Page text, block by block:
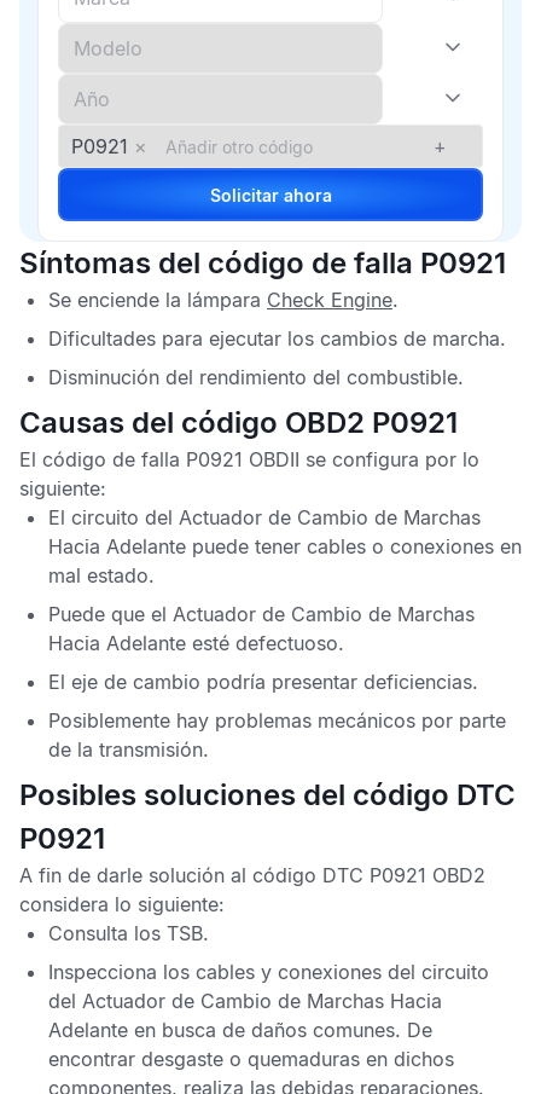
P0921 × +
Solicitar ahora
Síntomas del código de falla P0921
Se enciende la lámpara Check Engine.
Dificultades para ejecutar los cambios de marcha.
Disminución del rendimiento del combustible.
Causas del código OBD2 P0921
El código de falla P0921 OBDII se configura por lo
siguiente:
El circuito del Actuador de Cambio de Marchas
Hacia Adelante puede tener cables o conexiones en
mal estado.
Puede que el Actuador de Cambio de Marchas
Hacia Adelante esté defectuoso.
El eje de cambio podría presentar deficiencias.
Posiblemente hay problemas mecánicos por parte
de la transmisión.
Posibles soluciones del código DTC
P0921
A fin de darle solución al código DTC P0921 OBD2
considera lo siguiente:
Consulta los TSB.
Inspecciona los cables y conexiones del circuito
del Actuador de Cambio de Marchas Hacia
Adelante en busca de daños comunes. De
encontrar desgaste o quemaduras en dichos
componentes, realiza las debidas reparaciones.